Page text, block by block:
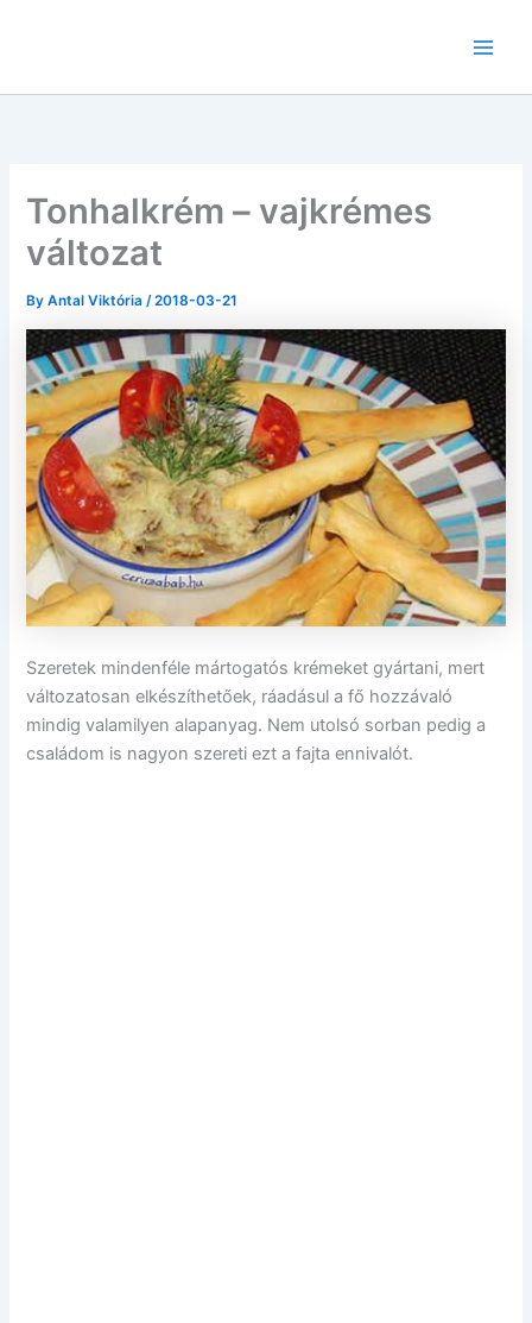
Tonhalkrém – vajkrémes
változat
ByAntal Viktória/2018-03-21
Szeretek mindenféle mártogatós krémeket gyártani, mert
változatosan elkészíthetőek, ráadásul a fő hozzávaló
mindig valamilyen alapanyag. Nem utolsó sorban pedig a
családom is nagyon szereti ezt a fajta ennivalót.